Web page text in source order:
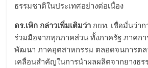
ธรรมชาติในประเทศอย่างต่อเนื่อง
ดร.เพิก กล่าวเพิ่มเติมว่า กยท. เชื่อมั่นว่า
ร่วมมือจากทุกภาคส่วน ทั้งภาครัฐ ภาคก
พัฒนา ภาคอุตสาหกรรม ตลอดจนการตล
เคลื่อนสำคัญในการนำผลผลิตจากยางธ